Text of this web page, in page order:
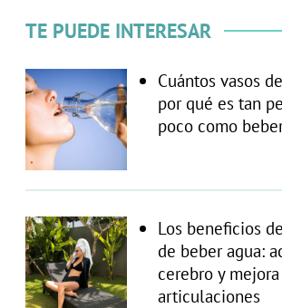
TE PUEDE INTERESAR
Cuántos vasos
por qué es tan
poco como
Los beneficios
de beber agua:
cerebro y
articulaciones